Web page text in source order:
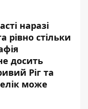
наразі
рівно стільки
досить
Ріг та
може